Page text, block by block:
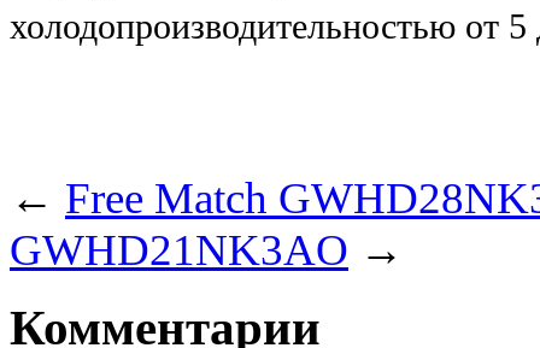
холодопроизводительностью от
← Free Match
GWHD21NK3AO →
Комментарии